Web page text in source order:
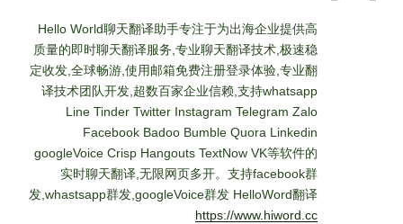
Hello World聊天翻译助手专注于为出海企业提供高
质量的即时聊天翻译服务,专业聊天翻译技术,极速稳
定收发,全球畅游,使用邮箱免费注册登录体验,专业翻
译技术团队开发,超数百家企业信赖,支持whatsapp
Line Tinder Twitter Instagram Telegram Zalo
Facebook Badoo Bumble Quora Linkedin
googleVoice Crisp Hangouts TextNow VK等软件的
实时聊天翻译,无限网页多开。支持facebook群
发,whastsapp群发,googleVoice群发 HelloWord翻译
https://www.hiword.cc